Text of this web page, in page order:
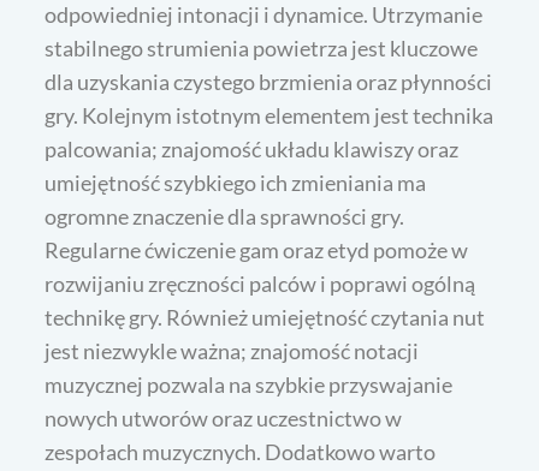
odpowiedniej intonacji i dynamice. Utrzymanie
stabilnego strumienia powietrza jest kluczowe
dla uzyskania czystego brzmienia oraz płynności
gry. Kolejnym istotnym elementem jest technika
palcowania; znajomość układu klawiszy oraz
umiejętność szybkiego ich zmieniania ma
ogromne znaczenie dla sprawności gry.
Regularne ćwiczenie gam oraz etyd pomoże w
rozwijaniu zręczności palców i poprawi ogólną
technikę gry. Również umiejętność czytania nut
jest niezwykle ważna; znajomość notacji
muzycznej pozwala na szybkie przyswajanie
nowych utworów oraz uczestnictwo w
zespołach muzycznych. Dodatkowo warto